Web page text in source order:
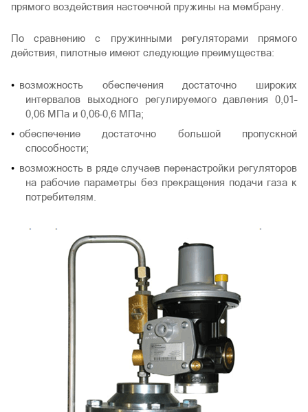
прямого воздействия настоечной пружины на мембрану.
По сравнению с пружинными регуляторами прямого
действия, пилотные имеют следующие преимущества:
возможность обеспечения достаточно широких
интервалов выходного регулируемого давления 0,01–
0,06 МПа и 0,06–0,6 МПа;
обеспечение достаточно большой пропускной
способности;
возможность в ряде случаев перенастройки регуляторов
на рабочие параметры без прекращения подачи газа к
потребителям.